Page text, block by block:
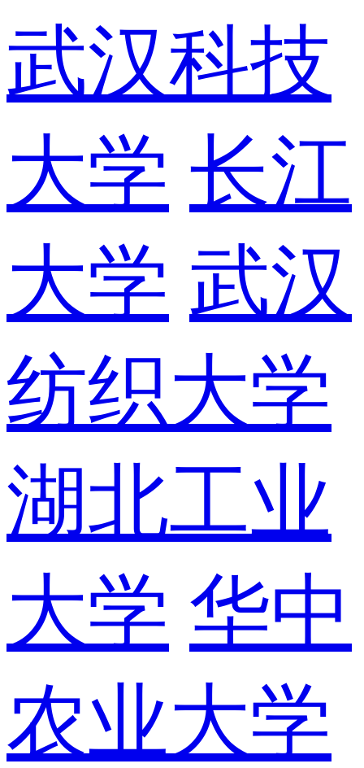
武汉科技
大学 长江
大学 武汉
纺织大学
湖北工业
大学 华中
农业大学